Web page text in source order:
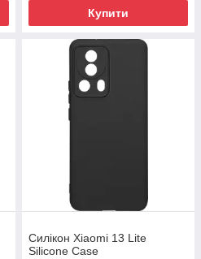
Купити
Силікон Xiaomi 13 Lite
Silicone Case